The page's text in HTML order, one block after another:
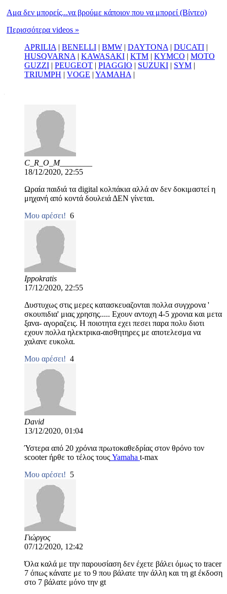
Αμα δεν μπορείς...να βρούμε κάποιον που να μπορεί (Βίντεο)
Περισσότερα videos »
APRILIA | BENELLI | BMW | DAYTONA | DUCATI |
HUSQVARNA | KAWASAKI | KTM | KYMCO | MOTO
GUZZI | PEUGEOT | PIAGGIO | SUZUKI | SYM |
TRIUMPH | VOGE | YAMAHA |
C_R_O_M________
18/12/2020, 22:55
Ωραία παιδιά τα digital κολπάκια αλλά αν δεν δοκιμαστεί η
μηχανή από κοντά δουλειά ΔΕΝ γίνεται.
Μου αρέσει! 6
Ippokratis
17/12/2020, 22:55
Δυστυχως στις μερες κατασκευαζονται πολλα συγχρονα '
σκουπιδια' μιας χρησης..... Εχουν αντοχη 4-5 χρονια και μετα
ξανα- αγοραζεις. Η ποιοτητα εχει πεσει παρα πολυ διοτι
εχουν πολλα ηλεκτρικα-αισθητηρες με αποτελεσμα να
χαλανε ευκολα.
Μου αρέσει! 4
David
13/12/2020, 01:04
Ύστερα από 20 χρόνια πρωτοκαθεδρίας στον θρόνο τον
scooter ήρθε το τέλος τους Yamaha t-max
Μου αρέσει! 5
Γιώργος
07/12/2020, 12:42
Όλα καλά με την παρουσίαση δεν έχετε βάλει όμως το tracer
7 όπως κάνατε με το 9 που βάλατε την άλλη και τη gt έκδοση
στο 7 βάλατε μόνο την gt